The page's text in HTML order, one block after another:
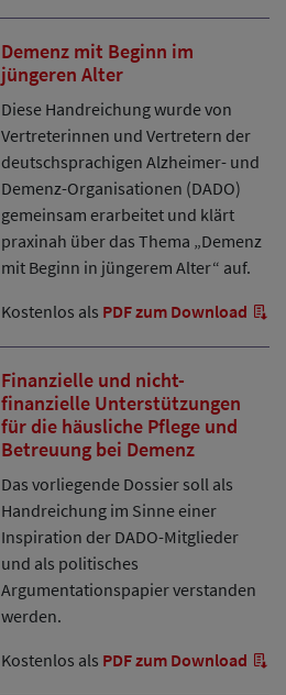
Demenz mit Beginn im
jüngeren Alter
Diese Handreichung wurde von
Vertreterinnen und Vertretern der
deutschsprachigen Alzheimer- und
Demenz-Organisationen (DADO)
gemeinsam erarbeitet und klärt
praxinah über das Thema „Demenz
mit Beginn in jüngerem Alter“ auf.
Kostenlos als PDF zum Download
Finanzielle und nicht-
finanzielle Unterstützungen
für die häusliche Pflege und
Betreuung bei Demenz
Das vorliegende Dossier soll als
Handreichung im Sinne einer
Inspiration der DADO-Mitglieder
und als politisches
Argumentationspapier verstanden
werden.
Kostenlos als PDF zum Download